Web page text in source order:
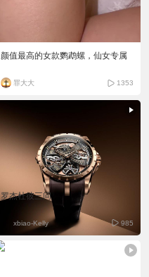
颜值最高的女款鹦鹉螺，仙女专属
罪大大 1353
罗杰杜彼三问
xbiao-Kelly 985